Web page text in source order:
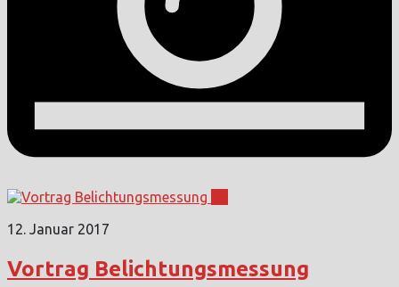
12. Januar 2017
Vortrag Belichtungsmessung